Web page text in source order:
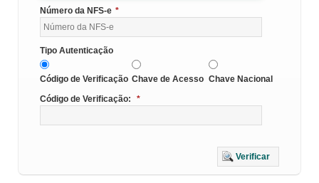
Número da NFS-e *
Tipo Autenticação
Código de Verificação Chave de Acesso Chave Nacional
Código de Verificação:
*
Verificar